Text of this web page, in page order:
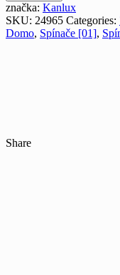
značka: Kanlux
SKU: 24965 Categories:
Domo, Spínače [01],
Share